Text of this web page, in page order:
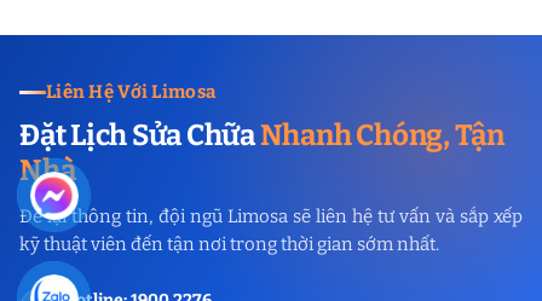
Liên Hệ Với Limosa
Đặt Lịch Sửa ChữaNhanh Chóng, Tận
Nhà
Để lại thông tin, đội ngũ Limosa sẽ liên hệ tư vấn và sắp xếp
kỹ thuật viên đến tận nơi trong thời gian sớm nhất.